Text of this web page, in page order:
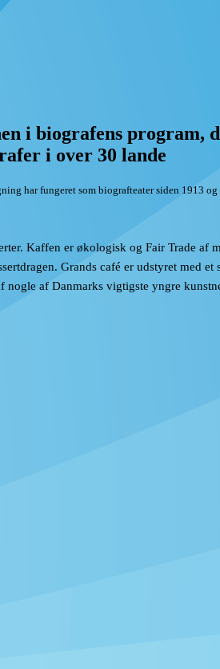
i biografens program,
i over 30 lande
har fungeret som biografteater siden 1913
Kaffen er økologisk og Fair Trade af
Grands café er udstyret med
af Danmarks vigtigste yngre